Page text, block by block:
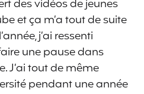
des vidéos de jeunes
et ça m’a tout de suite
j’ai ressenti
une pause dans
J’ai tout de même
pendant une année